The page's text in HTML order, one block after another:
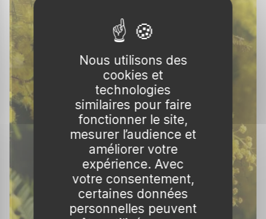
Nous utilisons des
cookies et
technologies
similaires pour faire
fonctionner le site,
mesurer l’audience et
améliorer votre
expérience. Avec
votre consentement,
certaines données
personnelles peuvent